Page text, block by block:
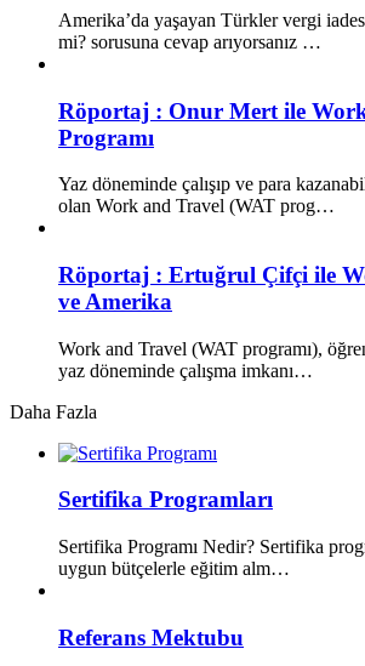
Amerika’da yaşayan Türkler vergi
mi? sorusuna cevap arıyorsanız …
Röportaj : Onur Mert ile
Programı
Yaz döneminde çalışıp ve para
olan Work and Travel (WAT prog…
Röportaj : Ertuğrul Çifçi ile
ve Amerika
Work and Travel (WAT programı),
yaz döneminde çalışma imkanı…
Daha Fazla
Sertifika Programları
Sertifika Programı Nedir? Sertifika
uygun bütçelerle eğitim alm…
Referans Mektubu